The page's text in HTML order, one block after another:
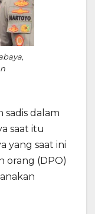
dalam
saat itu
yang saat ini
orang (DPO)